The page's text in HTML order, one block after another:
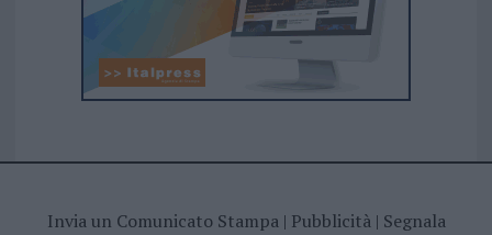
Invia un Comunicato Stampa| Pubblicità| Segnala